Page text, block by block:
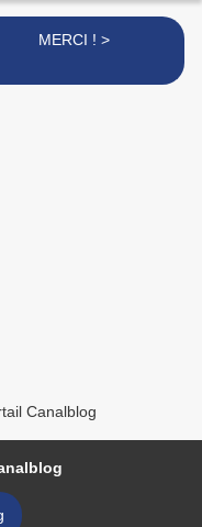
MERCI ! >
Canalblog